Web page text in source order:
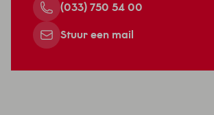
(033) 750 54 00
Stuur een mail